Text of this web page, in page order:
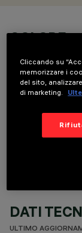
COLORE
DATI
ULTIMO
Cliccando su
memorizzare i
del sito,
di marketing.